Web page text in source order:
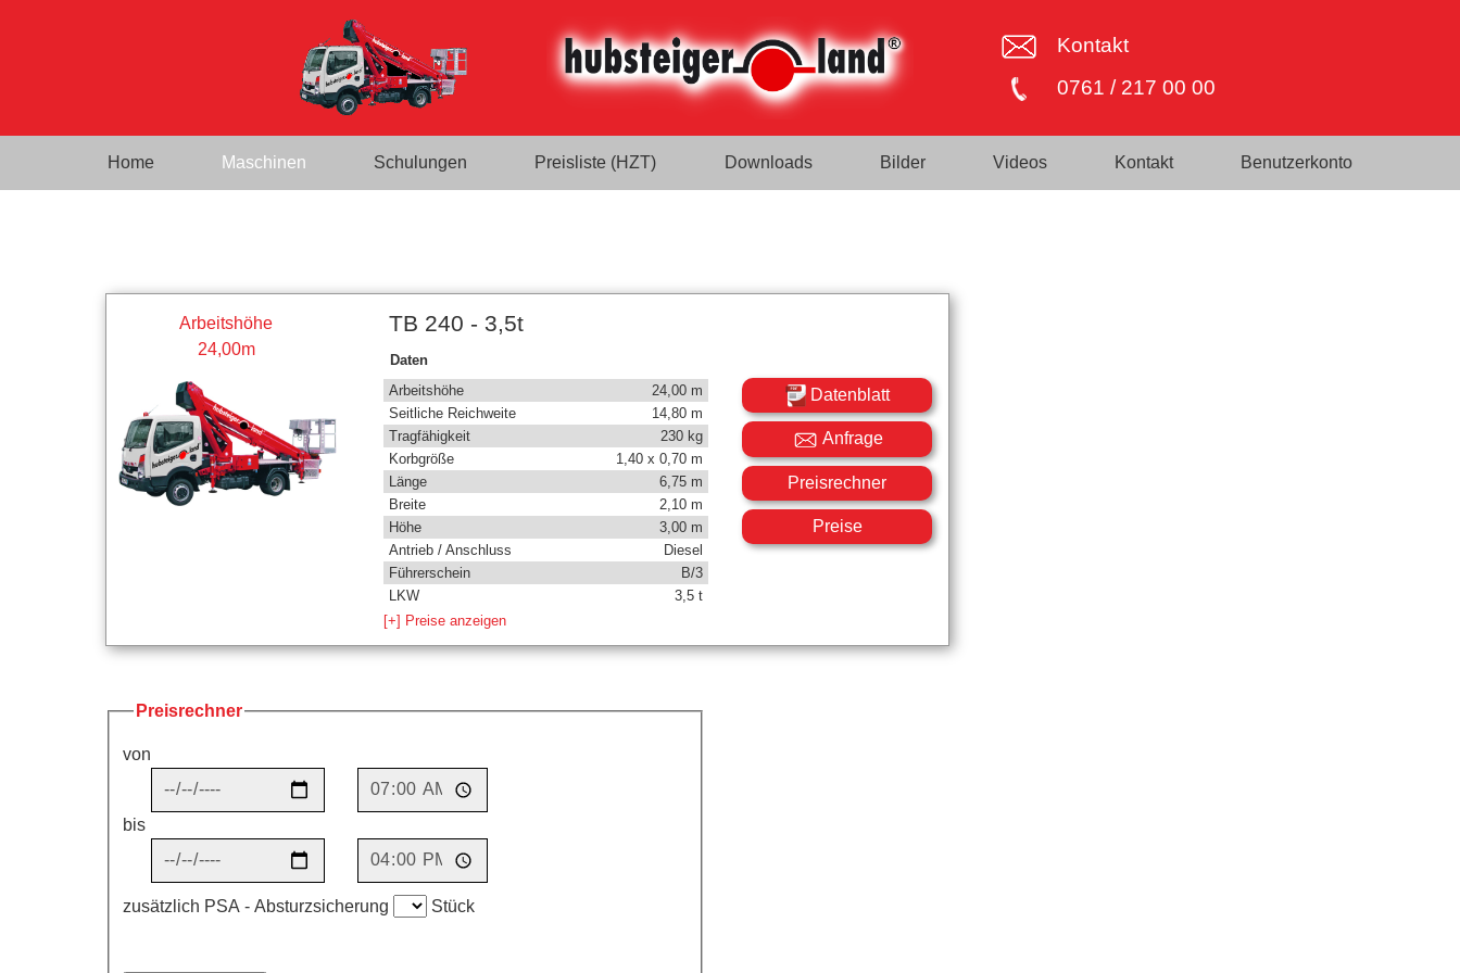
Kontakt
0761 / 217 00 00
Home Maschinen Schulungen Preisliste (HZT) Downloads Bilder Videos Kontakt Benutzerkonto
Arbeitshöhe
24,00m
TB 240 - 3,5t
Daten
Arbeitshöhe
24,00 m
Seitliche Reichweite
14,80 m
Tragfähigkeit
230 kg
Korbgröße
1,40 x 0,70 m
Länge
6,75 m
Breite
2,10 m
Höhe
3,00 m
Antrieb / Anschluss
Diesel
Führerschein
B/3
LKW
3,5 t
[+] Preise anzeigen
Datenblatt
Anfrage
Preisrechner
Preise
Preisrechner
von
bis
zusätzlich PSA - Absturzsicherung Stück